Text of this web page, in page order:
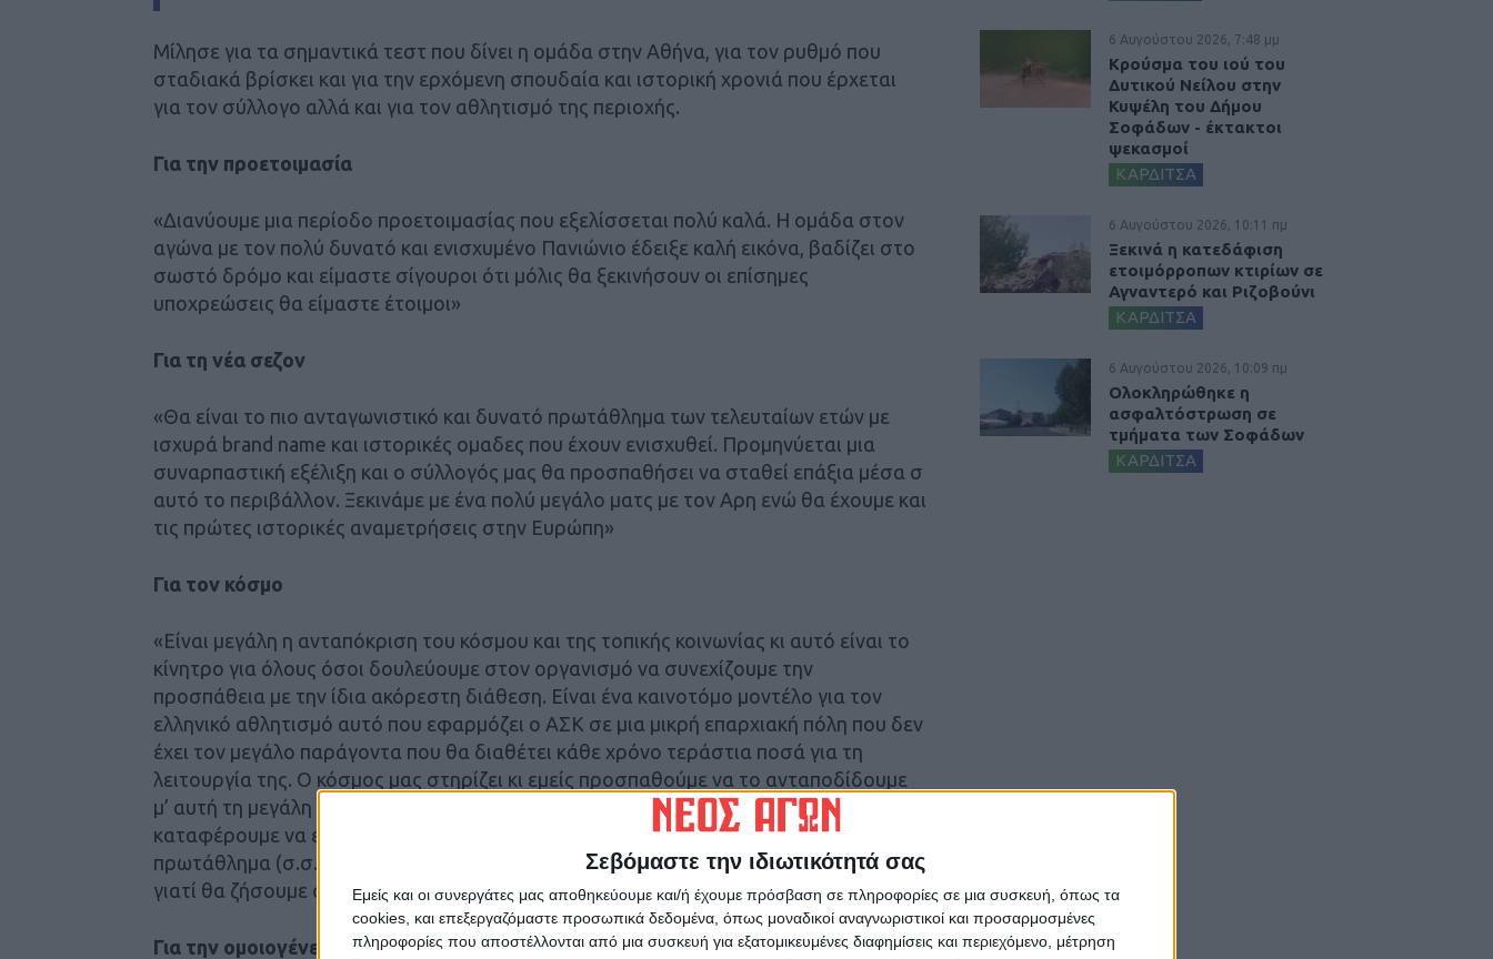
Σεβόμαστε την ιδιωτικότητά σας
Εμείς και οι συνεργάτες μας αποθηκεύουμε και/ή έχουμε πρόσβαση σε πληροφορίες σε μια συσκευή, όπως τα
cookies, και επεξεργαζόμαστε προσωπικά δεδομένα, όπως μοναδικοί αναγνωριστικοί και προσαρμοσμένες
πληροφορίες που αποστέλλονται από μια συσκευή για εξατομικευμένες διαφημίσεις και περιεχόμενο, μέτρηση
Μίλησε για τα σημαντικά τεστ που δίνει η ομάδα στην Αθήνα, για τον ρυθμό που
σταδιακά βρίσκει και για την ερχόμενη σπουδαία και ιστορική χρονιά που έρχεται
για τον σύλλογο αλλά και για τον αθλητισμό της περιοχής.
Για την προετοιμασία
«Διανύουμε μια περίοδο προετοιμασίας που εξελίσσεται πολύ καλά. Η ομάδα στον
αγώνα με τον πολύ δυνατό και ενισχυμένο Πανιώνιο έδειξε καλή εικόνα, βαδίζει στο
σωστό δρόμο και είμαστε σίγουροι ότι μόλις θα ξεκινήσουν οι επίσημες
υποχρεώσεις θα είμαστε έτοιμοι»
Για τη νέα σεζον
«Θα είναι το πιο ανταγωνιστικό και δυνατό πρωτάθλημα των τελευταίων ετών με
ισχυρά brand name και ιστορικές ομαδες που έχουν ενισχυθεί. Προμηνύεται μια
συναρπαστική εξέλιξη και ο σύλλογός μας θα προσπαθήσει να σταθεί επάξια μέσα σ
αυτό το περιβάλλον. Ξεκινάμε με ένα πολύ μεγάλο ματς με τον Αρη ενώ θα έχουμε και
τις πρώτες ιστορικές αναμετρήσεις στην Ευρώπη»
Για τον κόσμο
«Είναι μεγάλη η ανταπόκριση του κόσμου και της τοπικής κοινωνίας κι αυτό είναι το
κίνητρο για όλους όσοι δουλεύουμε στον οργανισμό να συνεχίζουμε την
προσπάθεια με την ίδια ακόρεστη διάθεση. Είναι ένα καινοτόμο μοντέλο για τον
ελληνικό αθλητισμό αυτό που εφαρμόζει ο ΑΣΚ σε μια μικρή επαρχιακή πόλη που δεν
έχει τον μεγάλο παράγοντα που θα διαθέτει κάθε χρόνο τεράστια ποσά για τη
λειτουργία της. Ο κόσμος μας στηρίζει κι εμείς προσπαθούμε να το ανταποδίδουμε
μ’ αυτή τη μεγάλη προσπάθεια που είναι σε εξέλιξη. Πιστεύω ότι και φέτος θα
καταφέρουμε να είμαστε ανταγωνιστικοί. Προτρέπω μέχρι ν’ αρχίσει το
πρωτάθλημα (σ.σ. 4 Οκτωβρίου) τον κόσμο να προμηθευτεί τα εισιτήρια διαρκείας
γιατί θα ζήσουμε συναρπαστικές στιγμές φέτος.
Για την ομοιογένεια της ομάδας
6 Αυγούστου 2026, 7:48 μμ
Κρούσμα του ιού του
Δυτικού Νείλου στην
Κυψέλη του Δήμου
Σοφάδων - έκτακτοι
ψεκασμοί
ΚΑΡΔΙΤΣΑ
6 Αυγούστου 2026, 10:11 πμ
Ξεκινά η κατεδάφιση
ετοιμόρροπων κτιρίων σε
Αγναντερό και Ριζοβούνι
ΚΑΡΔΙΤΣΑ
6 Αυγούστου 2026, 10:09 πμ
Ολοκληρώθηκε η
ασφαλτόστρωση σε
τμήματα των Σοφάδων
ΚΑΡΔΙΤΣΑ